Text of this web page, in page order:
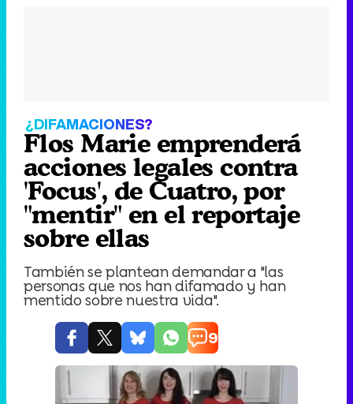
¿DIFAMACIONES?
Flos Marie emprenderá
acciones legales contra
'Focus', de Cuatro, por
"mentir" en el reportaje
sobre ellas
También se plantean demandar a "las
personas que nos han difamado y han
mentido sobre nuestra vida".
9